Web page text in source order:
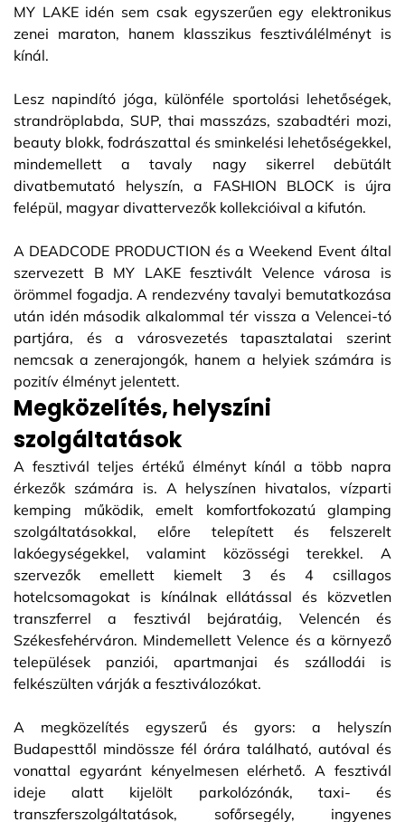
MY LAKE idén sem csak egyszerűen egy elektronikus
zenei maraton, hanem klasszikus fesztiválélményt is
kínál.
Lesz napindító jóga, különféle sportolási lehetőségek,
strandröplabda, SUP, thai masszázs, szabadtéri mozi,
beauty blokk, fodrászattal és sminkelési lehetőségekkel,
mindemellett a tavaly nagy sikerrel debütált
divatbemutató helyszín, a FASHION BLOCK is újra
felépül, magyar divattervezők kollekcióival a kifutón.
A DEADCODE PRODUCTION és a Weekend Event által
szervezett B MY LAKE fesztivált Velence városa is
örömmel fogadja. A rendezvény tavalyi bemutatkozása
után idén második alkalommal tér vissza a Velencei-tó
partjára, és a városvezetés tapasztalatai szerint
nemcsak a zenerajongók, hanem a helyiek számára is
pozitív élményt jelentett.
Megközelítés, helyszíni
szolgáltatások
A fesztivál teljes értékű élményt kínál a több napra
érkezők számára is. A helyszínen hivatalos, vízparti
kemping működik, emelt komfortfokozatú glamping
szolgáltatásokkal, előre telepített és felszerelt
lakóegységekkel, valamint közösségi terekkel. A
szervezők emellett kiemelt 3 és 4 csillagos
hotelcsomagokat is kínálnak ellátással és közvetlen
transzferrel a fesztivál bejáratáig, Velencén és
Székesfehérváron. Mindemellett Velence és a környező
települések panziói, apartmanjai és szállodái is
felkészülten várják a fesztiválozókat.
A megközelítés egyszerű és gyors: a helyszín
Budapesttől mindössze fél órára található, autóval és
vonattal egyaránt kényelmesen elérhető. A fesztivál
ideje alatt kijelölt parkolózónák, taxi- és
transzferszolgáltatások, sofőrsegély, ingyenes